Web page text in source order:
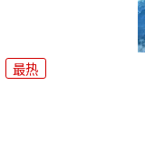
最热